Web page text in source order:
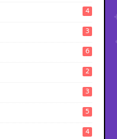
4
3
6
2
3
5
4